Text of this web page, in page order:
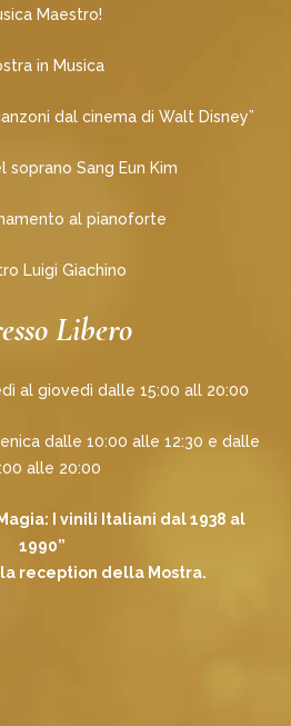
Maestro!
in Musica
dal cinema di Walt Disney”
soprano Sang Eun Kim
al pianoforte
Luigi Giachino
Libero
al giovedì dalle 15:00 all 20:00
dalle 10:00 alle 12:30 e dalle
alle 20:00
I vinili Italiani dal 1938 al
1990”
reception della Mostra.